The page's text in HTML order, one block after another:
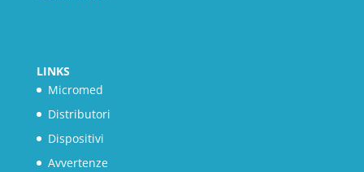
LINKS
Micromed
Distributori
Dispositivi
Avvertenze